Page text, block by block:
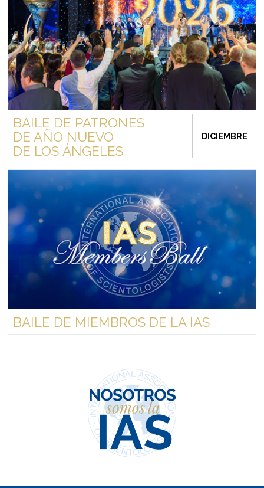
BAILE DE PATRONES
DE AÑO NUEVO
DE LOS ÁNGELES
DICIEMBRE
BAILE DE MIEMBROS DE LA IAS